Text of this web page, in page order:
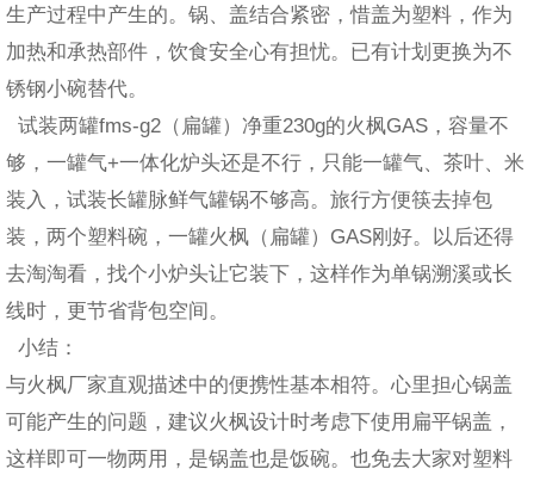
生产过程中产生的。锅、盖结合紧密，惜盖为塑料，作为
加热和承热部件，饮食安全心有担忧。已有计划更换为不
锈钢小碗替代。
试装两罐fms-g2（扁罐）净重230g的火枫GAS，容量不
够，一罐气+一体化炉头还是不行，只能一罐气、茶叶、米
装入，试装长罐脉鲜气罐锅不够高。旅行方便筷去掉包
装，两个塑料碗，一罐火枫（扁罐）GAS刚好。以后还得
去淘淘看，找个小炉头让它装下，这样作为单锅溯溪或长
线时，更节省背包空间。
小结：
与火枫厂家直观描述中的便携性基本相符。心里担心锅盖
可能产生的问题，建议火枫设计时考虑下使用扁平锅盖，
这样即可一物两用，是锅盖也是饭碗。也免去大家对塑料